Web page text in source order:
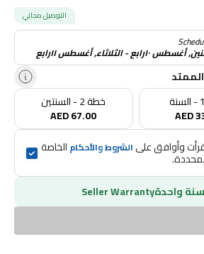
التوصيل مجاني
١٠رابع - الثلاثاء, أغسطس ١١رابع
AED
خطة 2 - السنتين
AED 67.00
وأوافق على الشروط والأحكام الخاصة
واحدةSeller Warranty